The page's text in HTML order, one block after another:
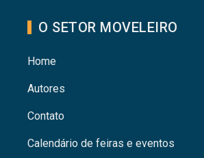
O SETOR MOVELEIRO
Home
Autores
Contato
Calendário de feiras e eventos